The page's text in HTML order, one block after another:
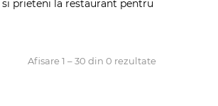
prieteni la restaurant pentru
Afisare 1 – 30 din 0 rezultate